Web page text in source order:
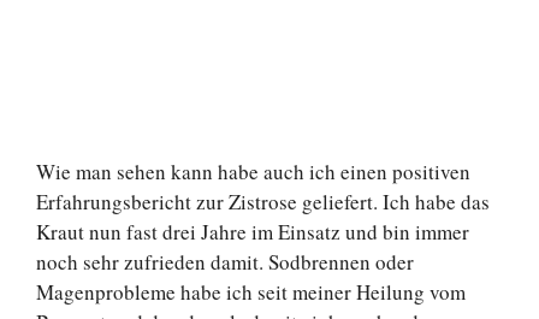
Wie man sehen kann habe auch ich einen positiven
Erfahrungsbericht zur Zistrose geliefert. Ich habe das
Kraut nun fast drei Jahre im Einsatz und bin immer
noch sehr zufrieden damit. Sodbrennen oder
Magenprobleme habe ich seit meiner Heilung vom